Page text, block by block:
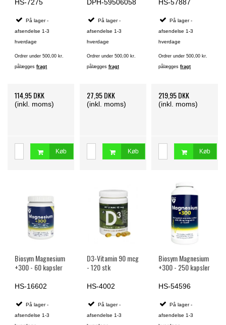
HS-7275
På lager -
afsendelse 1-3
hverdage
Ordrer under 500,00 kr.
pålæggesfragt
114,95 DKK
(inkl. moms)
Køb
DPH-59506058
På lager -
afsendelse 1-3
hverdage
Ordrer under 500,00 kr.
pålægges fragt
27,95 DKK
(inkl. moms)
Køb
HS-57887
På lager -
afsendelse 1-3
hverdage
Ordrer under 500,00 kr.
pålæggesfragt
219,95 DKK
(inkl. moms)
Køb
Biosym Magnesium
+300 - 60 kapsler
HS-16602
På lager -
afsendelse 1-3
D3-Vitamin 90 mcg
- 120 stk
HS-4002
På lager -
afsendelse 1-3
Biosym Magnesium
+300 - 250 kapsler
HS-54596
På lager -
afsendelse 1-3